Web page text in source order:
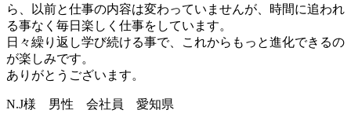
ら、以前と仕事の内容は変わっていませんが、時間に追われ
る事なく毎日楽しく仕事をしています。
日々繰り返し学び続ける事で、これからもっと進化できるの
が楽しみです。
ありがとうございます。
N.J様 男性 会社員 愛知県